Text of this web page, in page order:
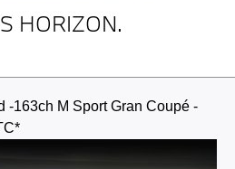
HORIZON.
-163ch M Sport Gran Coupé -